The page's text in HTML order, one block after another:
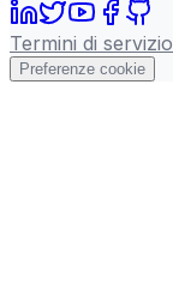
Termini di servizio
Preferenze cookie